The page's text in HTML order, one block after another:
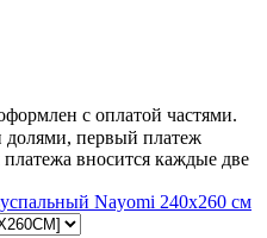
с оплатой частями.
первый платеж
платежа вносится каждые две
Nayomi 240x260 см